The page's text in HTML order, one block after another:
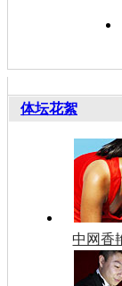
体坛花絮
中网香